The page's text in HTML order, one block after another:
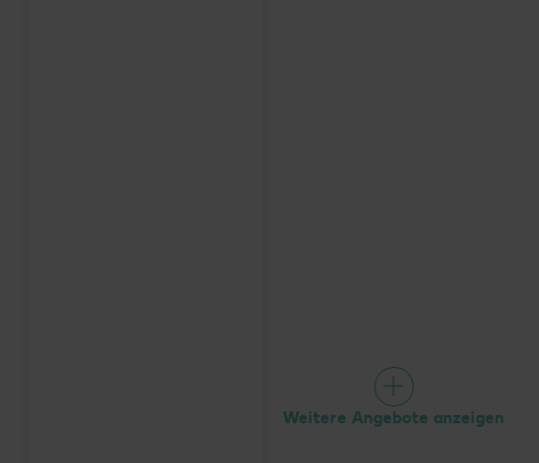
Weitere Angebote anzeigen